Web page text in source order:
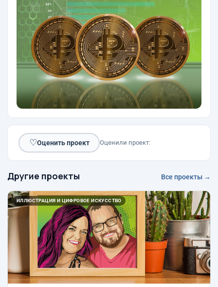
♡Оценить проект Оценили проект:
Другие проекты Все проекты →
ИЛЛЮСТРАЦИЯ И ЦИФРОВОЕ ИСКУССТВО